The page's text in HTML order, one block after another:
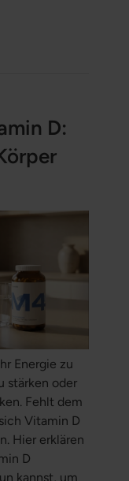
D:
Energie zu
stärken oder
Fehlt dem
Vitamin D
Hier erklären
D
kannst, um